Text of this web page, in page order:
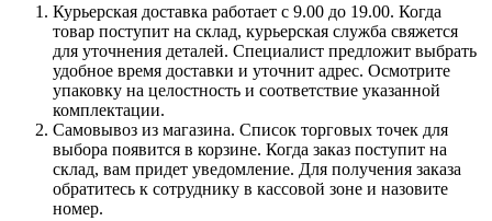
Курьерская доставка работает с 9.00 до 19.00. Когда
товар поступит на склад, курьерская служба свяжется
для уточнения деталей. Специалист предложит выбрать
удобное время доставки и уточнит адрес. Осмотрите
упаковку на целостность и соответствие указанной
комплектации.
Самовывоз из магазина. Список торговых точек для
выбора появится в корзине. Когда заказ поступит на
склад, вам придет уведомление. Для получения заказа
обратитесь к сотруднику в кассовой зоне и назовите
номер.